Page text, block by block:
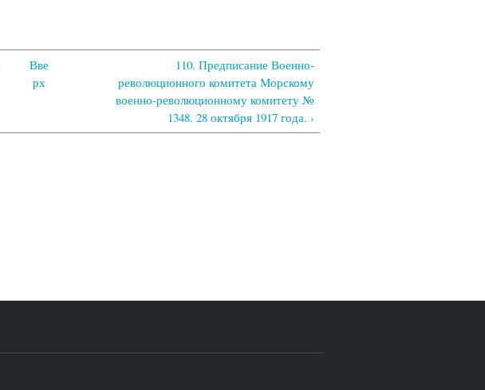
Вве
рх
110. Предписание Военно-
революционного комитета Морскому
военно-революционному комитету №
1348. 28 октября 1917 года. ›